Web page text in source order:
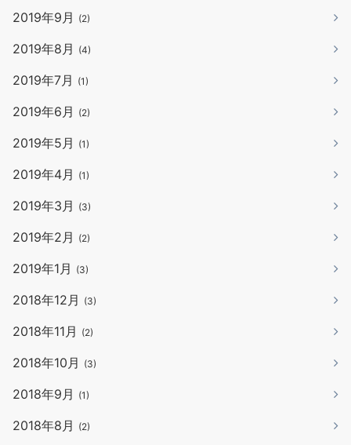
2019年9月 (2)
2019年8月 (4)
2019年7月 (1)
2019年6月 (2)
2019年5月 (1)
2019年4月 (1)
2019年3月 (3)
2019年2月 (2)
2019年1月 (3)
2018年12月 (3)
2018年11月 (2)
2018年10月 (3)
2018年9月 (1)
2018年8月 (2)